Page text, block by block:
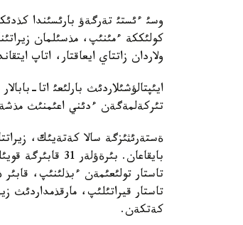
وسئ ءئستئ تةرگةؤ بارئسئندا
ولاردان زاتتاي ايعاقتار، اتاپ
ايئپتالؤشئلاردئث بارلئعئ اتا-
تئركةلمةگةن ءدئني اعئمنئث
ةستةرئثئزگة سالا كةتةيئك،
بايقاعان.
تاستار تولئعئمةن ءبذلئنئپ،
تاستار قيراتئلئپ، مارقذمداردئث
كةتكةن.